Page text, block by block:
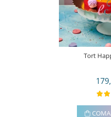
Tort